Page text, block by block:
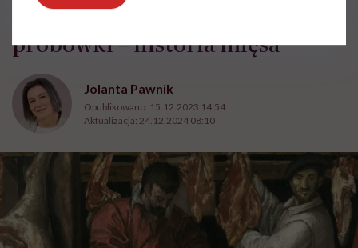
Od steku z mamuta po udko z
probówki – historia mięsa
Jolanta Pawnik
Opublikowano: 15.12.2023 14:54
Aktualizacja: 24.12.2024 08:10